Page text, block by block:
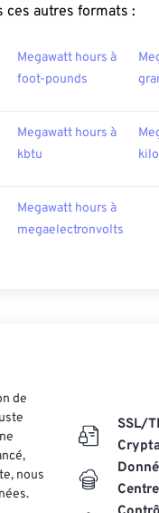
ces autres formats :
Megawatt hours à
foot-pounds
Megawatt hours à
kbtu
Megawatt hours à
megaelectronvolts
de
nous
SSL/